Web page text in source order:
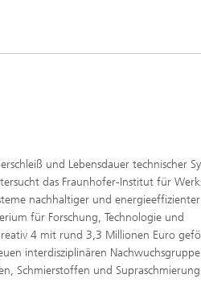
und Lebensdauer technischer
das Fraunhofer-Institut für
nachhaltiger und energieeffizienter
für Forschung, Technologie und
4 mit rund 3,3 Millionen Euro
interdisziplinären
Schmierstoffen und